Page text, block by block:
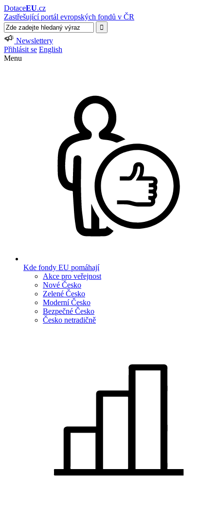
DotaceEU.cz
Zastřešující portál evropských fondů v ČR
Newslettery
Přihlásit se English
Menu
Kde fondy EU pomáhají
Akce pro veřejnost
Nové Česko
Zelené Česko
Moderní Česko
Bezpečné Česko
Česko netradičně